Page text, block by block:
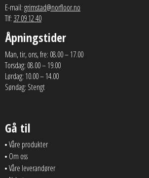
E-mail:grimstad@norfloor.no
Tlf: 37 09 12 40
Åpningstider
Man, tir, ons, fre: 08.00 – 17.00
Torsdag: 08.00 – 19.00
Lørdag: 10.00 – 14.00
Søndag: Stengt
Gå til
Våre produkter
Om oss
Våre leverandører